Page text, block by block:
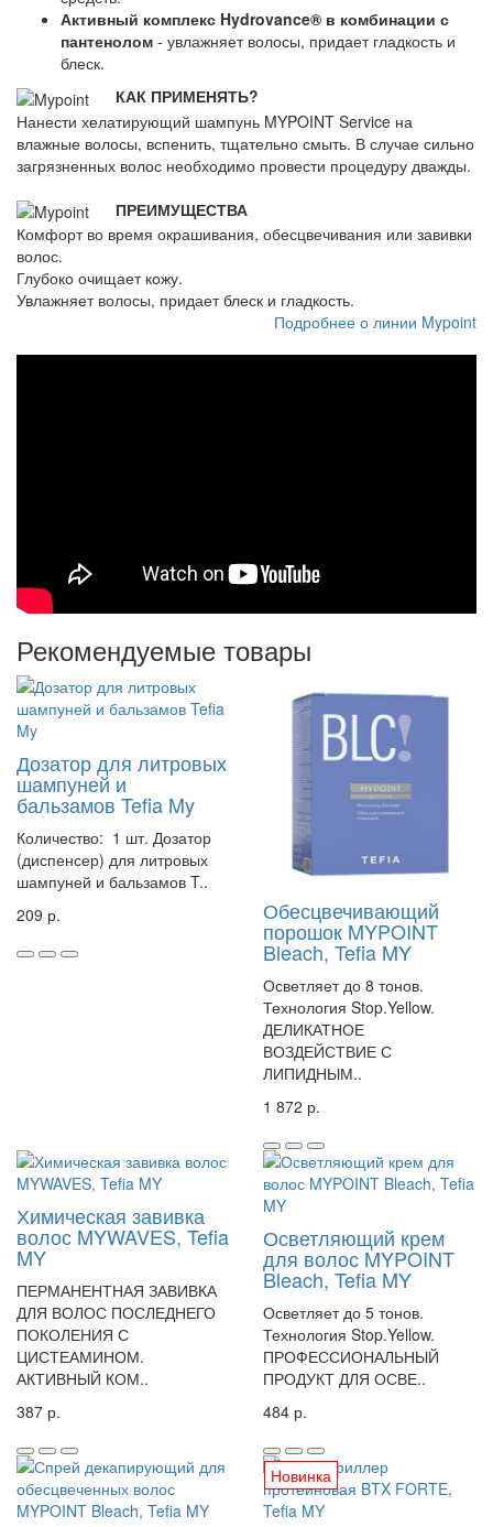
Активный комплекс Hydrovance® в комбинации с
пантенолом - увлажняет волосы, придает гладкость и
блеск.
КАК ПРИМЕНЯТЬ?
Нанести хелатирующий шампунь MYPOINT Service на
влажные волосы, вспенить, тщательно смыть. В случае сильно
загрязненных волос необходимо провести процедуру дважды.
ПРЕИМУЩЕСТВА
Комфорт во время окрашивания, обесцвечивания или завивки
волос.
Глубоко очищает кожу.
Увлажняет волосы, придает блеск и гладкость.
Подробнее о линии Mypoint
Рекомендуемые товары
Дозатор для литровых
шампуней и
бальзамов Tefia My
Количество: 1 шт. Дозатор
(диспенсер) для литровых
шампуней и бальзамов T..
209 р.
Обесцвечивающий
порошок MYPOINT
Bleach, Tefia MY
Осветляет до 8 тонов.
Технология Stop.Yellow.
ДЕЛИКАТНОЕ
ВОЗДЕЙСТВИЕ С
ЛИПИДНЫМ..
1 872 р.
Химическая завивка
волос MYWAVES, Tefia
MY
ПЕРМАНЕНТНАЯ ЗАВИВКА
ДЛЯ ВОЛОС ПОСЛЕДНЕГО
ПОКОЛЕНИЯ С
ЦИСТЕАМИНОМ.
АКТИВНЫЙ КОМ..
387 р.
Осветляющий крем
для волос MYPOINT
Bleach, Tefia MY
Осветляет до 5 тонов.
Технология Stop.Yellow.
ПРОФЕССИОНАЛЬНЫЙ
ПРОДУКТ ДЛЯ ОСВЕ..
484 р.
Новинка